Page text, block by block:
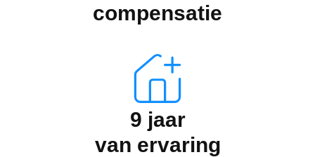
compensatie
9 jaar
van ervaring